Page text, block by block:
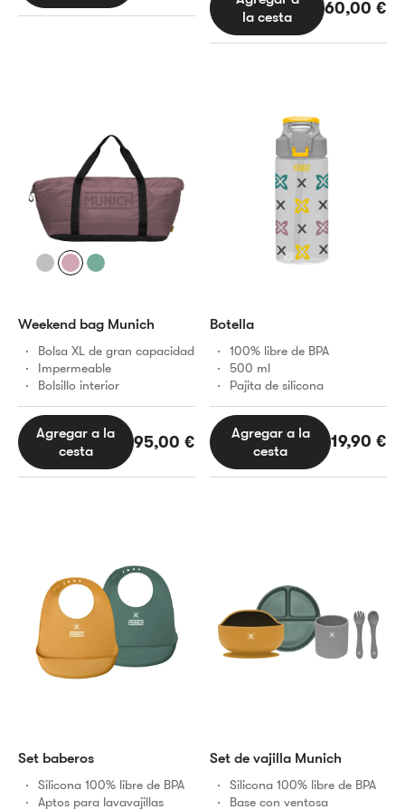
la cesta
60,00 €
Weekend bag Munich
Bolsa XL de gran capacidad
Impermeable
Bolsillo interior
Agregar a la
cesta
95,00 €
Botella
100% libre de BPA
500 ml
Pajita de silicona
Agregar a la
cesta
19,90 €
Set baberos
Silicona 100% libre de BPA
Aptos para lavavajillas
Set de vajilla Munich
Silicona 100% libre de BPA
Base con ventosa